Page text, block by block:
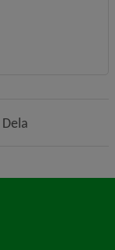
Dela